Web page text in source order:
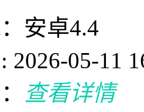
安卓4.4
2026-05-11
查看详情